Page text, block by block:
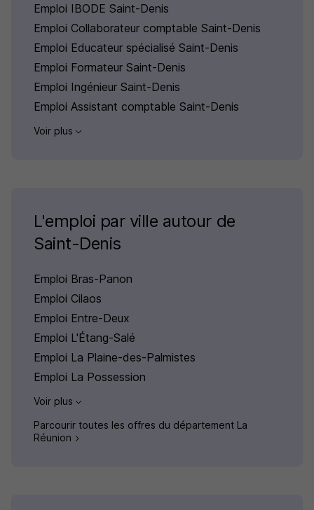
Emploi IBODE Saint-Denis
Emploi Collaborateur comptable Saint-Denis
Emploi Educateur spécialisé Saint-Denis
Emploi Formateur Saint-Denis
Emploi Ingénieur Saint-Denis
Emploi Assistant comptable Saint-Denis
Voir plus
L'emploi par ville autour de
Saint-Denis
Emploi Bras-Panon
Emploi Cilaos
Emploi Entre-Deux
Emploi L'Étang-Salé
Emploi La Plaine-des-Palmistes
Emploi La Possession
Voir plus
Parcourir toutes les offres du département La
Réunion